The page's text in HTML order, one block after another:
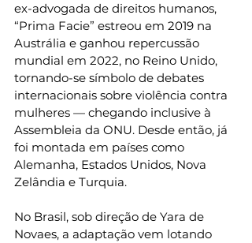
ex-advogada de direitos humanos,
“Prima Facie” estreou em 2019 na
Austrália e ganhou repercussão
mundial em 2022, no Reino Unido,
tornando-se símbolo de debates
internacionais sobre violência contra
mulheres — chegando inclusive à
Assembleia da ONU. Desde então, já
foi montada em países como
Alemanha, Estados Unidos, Nova
Zelândia e Turquia.
No Brasil, sob direção de Yara de
Novaes, a adaptação vem lotando